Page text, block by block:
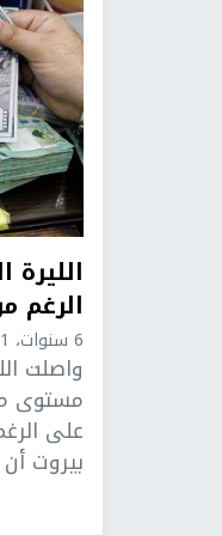
الليرة
الرغم
6 سنوات، 1 شهر ago
واصلت
مستوى
على
بيروت